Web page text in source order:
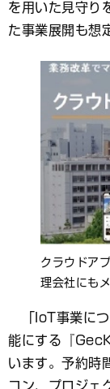
を用いた見守り
た事業展開も想
クラウドア
理会社にも
「IoT事業につ
能にする『
います。予約時
コン、プロジェ